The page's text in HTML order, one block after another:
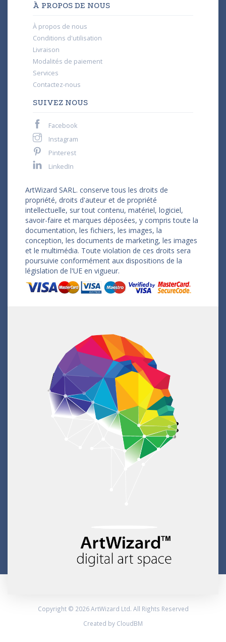
À PROPOS DE NOUS
À propos de nous
Conditions d'utilisation
Livraison
Modalités de paiement
Services
Contactez-nous
SUIVEZ NOUS
Facebook
Instagram
Pinterest
LinkedIn
ArtWizard SARL. conserve tous les droits de
propriété, droits d'auteur et de propriété
intellectuelle, sur tout contenu, matériel, logiciel,
savoir-faire et marques déposées, y compris toute la
documentation, les fichiers, les images, la
conception, les documents de marketing, les images
et le multimédia. Toute violation de ces droits sera
poursuivie conformément aux dispositions de la
législation de l'UE en vigueur.
Copyright © 2026 ArtWizard Ltd. All Rights Reserved
Created by CloudBM